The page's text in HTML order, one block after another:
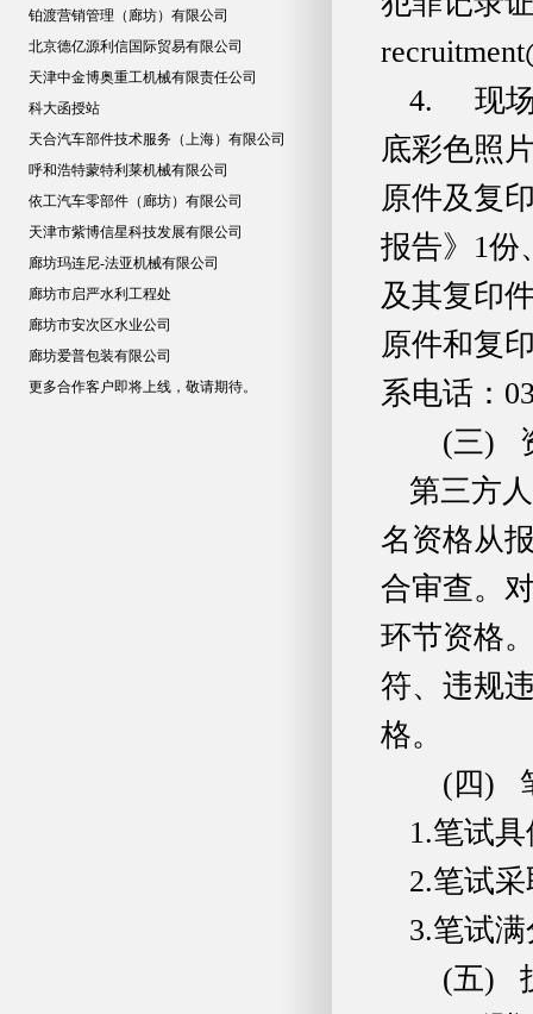
4. 现场
底彩色照
原件及复
报告》1份
及其复印
原件和复
系电话：
(三)
第三方
名资格从
合审查。
环节资格
符、违规
格。
(四)
1.笔试
2.笔试
3.笔试
(五)
铂渡营销管理（廊坊）有限公司
北京德亿源利信国际贸易有限公司
天津中金博奥重工机械有限责任公司
科大函授站
天合汽车部件技术服务（上海）有限公司
呼和浩特蒙特利莱机械有限公司
依工汽车零部件（廊坊）有限公司
天津市紫博信星科技发展有限公司
廊坊玛连尼-法亚机械有限公司
廊坊市启严水利工程处
廊坊市安次区水业公司
廊坊爱普包装有限公司
更多合作客户即将上线，敬请期待。